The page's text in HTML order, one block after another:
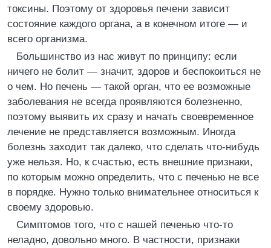
токсины. Поэтому от здоровья печени зависит
состояние каждого органа, а в конечном итоге — и
всего организма.
Большинство из нас живут по принципу: если
ничего не болит — значит, здоров и беспокоиться не
о чем. Но печень — такой орган, что ее возможные
заболевания не всегда проявляются болезненно,
поэтому выявить их сразу и начать своевременное
лечение не представляется возможным. Иногда
болезнь заходит так далеко, что сделать что-нибудь
уже нельзя. Но, к счастью, есть внешние признаки,
по которым можно определить, что с печенью не все
в порядке. Нужно только внимательнее относиться к
своему здоровью.
Симптомов того, что с нашей печенью что-то
неладно, довольно много. В частности, признаки